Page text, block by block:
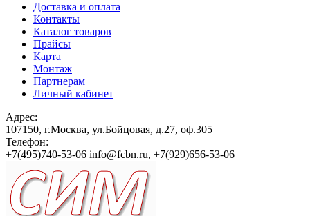
Доставка и оплата
Контакты
Каталог товаров
Прайсы
Карта
Монтаж
Партнерам
Личный кабинет
Адрес:
107150, г.Москва, ул.Бойцовая, д.27, оф.305
Телефон:
+7(495)740-53-06 info@fcbn.ru, +7(929)656-53-06